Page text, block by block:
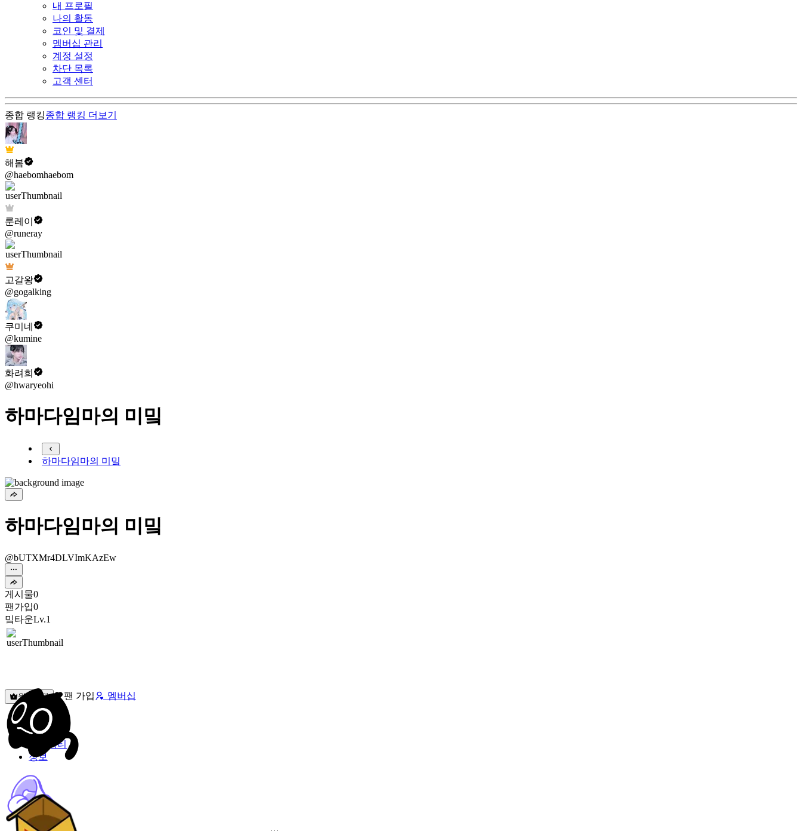
내 프로필
나의 활동
코인 및 결제
멤버십 관리
계정 설정
차단 목록
고객 센터
종합 랭킹종합 랭킹 더보기
해봄
@haebomhaebom
룬레이
@runeray
고갈왕
@gogalking
쿠미네
@kumine
화려희
@hwaryeohi
하마다임마의 미밐
하마다임마의 미밐
하마다임마의 미밐
@bUTXMr4DLVImKAzEw
게시물0
팬가입0
밐타운Lv.1
원픽선택 팬 가입 멤버십
밐타운
피드
커뮤니티
정보